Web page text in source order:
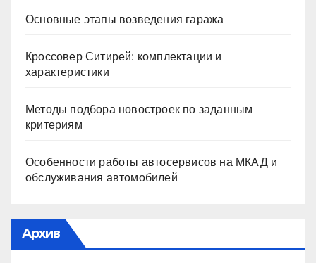
Основные этапы возведения гаража
Кроссовер Ситирей: комплектации и
характеристики
Методы подбора новостроек по заданным
критериям
Особенности работы автосервисов на МКАД и
обслуживания автомобилей
Архив